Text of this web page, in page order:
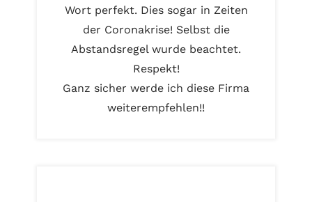
Wort perfekt. Dies sogar in Zeiten
der Coronakrise! Selbst die
Abstandsregel wurde beachtet.
Respekt!
Ganz sicher werde ich diese Firma
weiterempfehlen!!